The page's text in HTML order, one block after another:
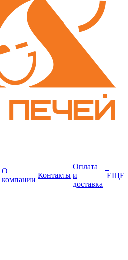
О
компании
Контакты
Оплата
и
доставка
+
ЕЩЕ